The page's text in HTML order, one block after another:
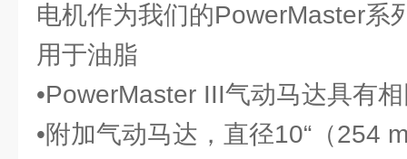
电机作为我们的PowerMaster系
用于油脂
•PowerMaster III气动马达具有
•附加气动马达，直径10“（254